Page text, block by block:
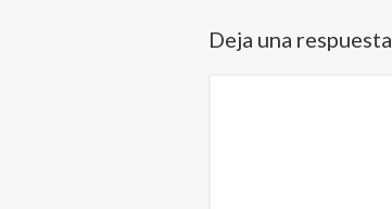
Deja una respuesta